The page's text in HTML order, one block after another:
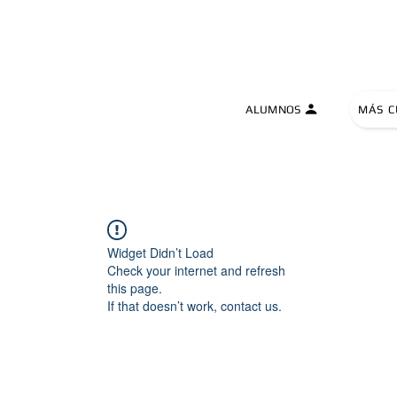
ALUMNOS MÁS
Widget Didn’t Load
Check your internet and refresh
this page.
If that doesn’t work, contact us.